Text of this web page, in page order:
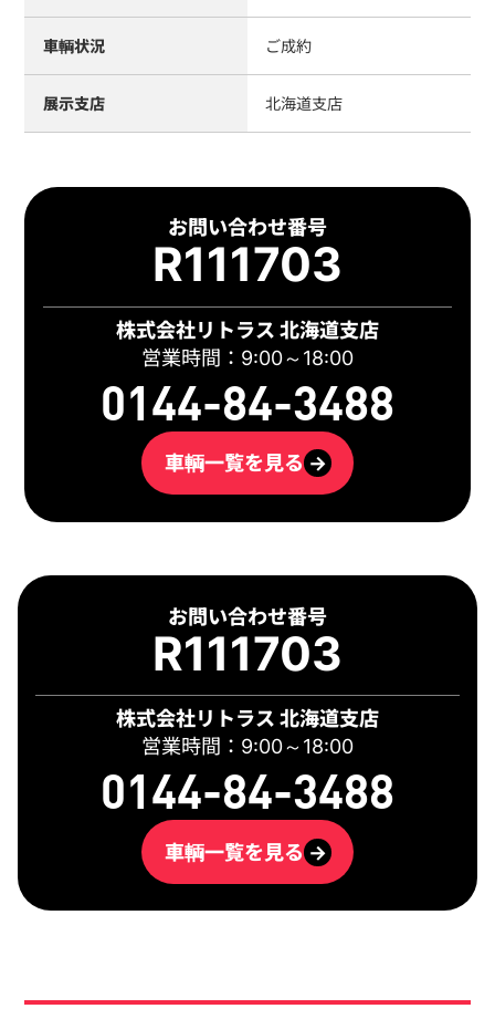
お問い合わせ番号
R111703
株式会社リトラス 北海道支店
営業時間：9:00～18:00
0144-84-3488
車輌一覧を見る →
車輌状況 ご成約
展示支店 北海道支店
お問い合わせ番号
R111703
株式会社リトラス 北海道支店
営業時間：9:00～18:00
0144-84-3488
車輌一覧を見る →